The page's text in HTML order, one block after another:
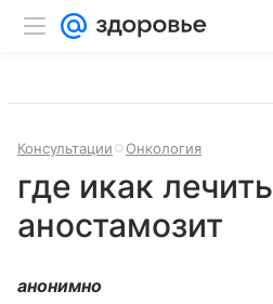
Консультации Онкология
где икак лечить
аностамозит
анонимно